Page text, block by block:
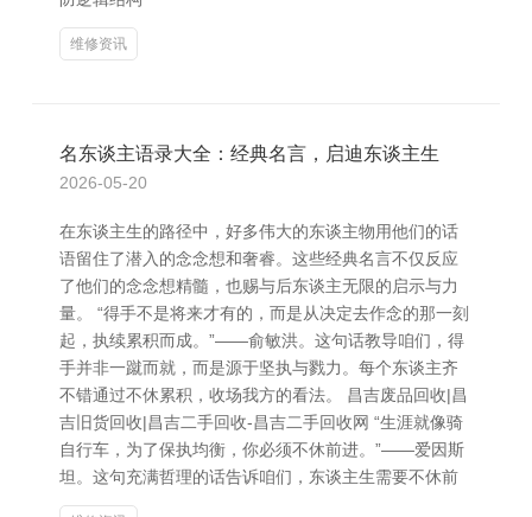
维修资讯
名东谈主语录大全：经典名言，启迪东谈主生
2026-05-20
在东谈主生的路径中，好多伟大的东谈主物用他们的话
语留住了潜入的念念想和奢睿。这些经典名言不仅反应
了他们的念念想精髓，也赐与后东谈主无限的启示与力
量。 “得手不是将来才有的，而是从决定去作念的那一刻
起，执续累积而成。”——俞敏洪。这句话教导咱们，得
手并非一蹴而就，而是源于坚执与戮力。每个东谈主齐
不错通过不休累积，收场我方的看法。 昌吉废品回收|昌
吉旧货回收|昌吉二手回收-昌吉二手回收网 “生涯就像骑
自行车，为了保执均衡，你必须不休前进。”——爱因斯
坦。这句充满哲理的话告诉咱们，东谈主生需要不休前